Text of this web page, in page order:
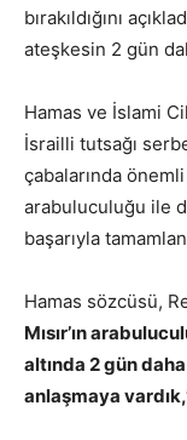
bırakıldığını
ateşkesin 2 gün
Hamas ve İslami
İsrailli tutsağı
çabalarında önemli
arabuluculuğu ile
başarıyla
Hamas sözcüsü,
Mısır’ın
altında 2 gün
anlaşmaya